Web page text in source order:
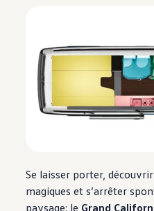
Se laisser porter,
magiques et s’arrêter
paysage: le Grand